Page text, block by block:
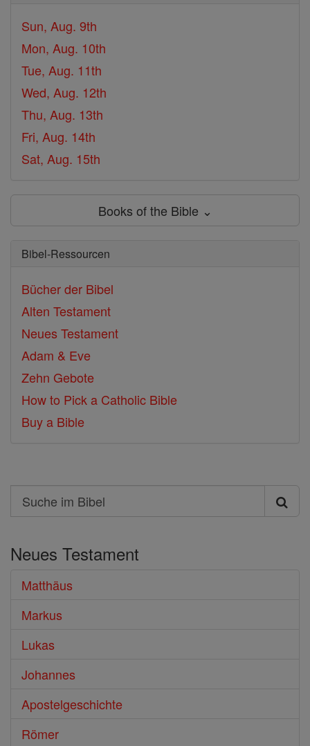
Sun, Aug. 9th
Mon, Aug. 10th
Tue, Aug. 11th
Wed, Aug. 12th
Thu, Aug. 13th
Fri, Aug. 14th
Sat, Aug. 15th
Books of the Bible ⌄
Bibel-Ressourcen
Bücher der Bibel
Alten Testament
Neues Testament
Adam & Eve
Zehn Gebote
How to Pick a Catholic Bible
Buy a Bible
Search
Suche
Bibel
Neues Testament
Matthäus
Markus
Lukas
Johannes
Apostelgeschichte
Römer